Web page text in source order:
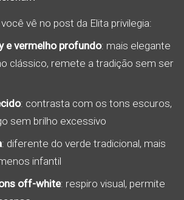
vê no post da Elita privilegia:
e vermelho profundo: mais elegante
clássico, remete a tradição sem ser
: contrasta com os tons escuros,
sem brilho excessivo
: diferente do verde tradicional, mais
infantil
off-white: respiro visual, permite